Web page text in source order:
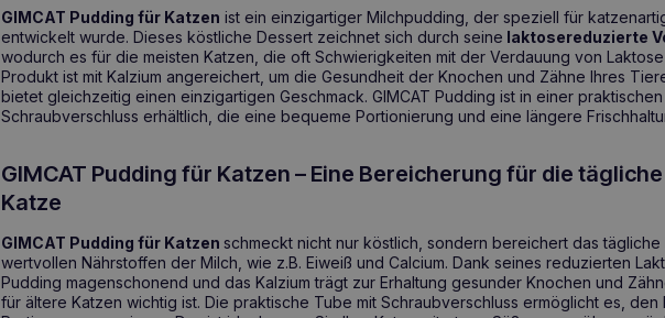
GIMCAT Pudding für Katzen ist ein einzigartiger Milchpudding, der speziell für
entwickelt wurde. Dieses köstliche Dessert zeichnet sich durch seine laktosereduzierte
wodurch es für die meisten Katzen, die oft Schwierigkeiten mit der Verdauung von
Produkt ist mit Kalzium angereichert, um die Gesundheit der Knochen und Zähne Ihres
bietet gleichzeitig einen einzigartigen Geschmack. GIMCAT Pudding ist in einer
Schraubverschluss erhältlich, die eine bequeme Portionierung und eine längere
GIMCAT Pudding für Katzen – Eine Bereicherung für die
Katze
GIMCAT Pudding für Katzen schmeckt nicht nur köstlich, sondern bereichert das tägliche
wertvollen Nährstoffen der Milch, wie z.B. Eiweiß und Calcium. Dank seines reduzierten
Pudding magenschonend und das Kalzium trägt zur Erhaltung gesunder Knochen und
für ältere Katzen wichtig ist. Die praktische Tube mit Schraubverschluss ermöglicht es, den